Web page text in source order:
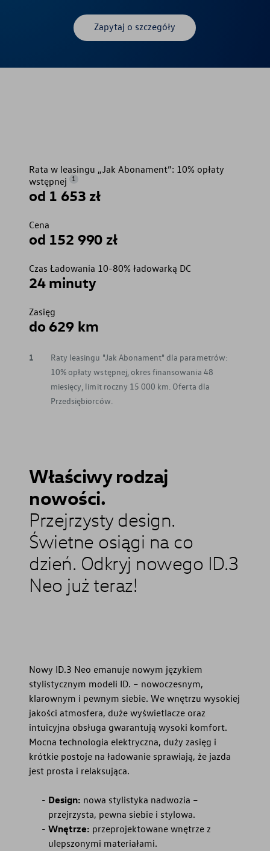
Zapytaj o szczegóły
Rata w leasingu „Jak Abonament”: 10% opłaty
wstępnej
1
od 1 653 zł
Cena
od 152 990 zł
Czas Ładowania 10-80% ładowarką DC
24 minuty
Zasięg
do 629 km
1
Raty leasingu "Jak Abonament" dla parametrów:
10% opłaty wstępnej, okres finansowania 48
miesięcy, limit roczny 15 000 km. Oferta dla
Przedsiębiorców.
Właściwy rodzaj
nowości.
Przejrzysty design.
Świetne osiągi na co
dzień. Odkryj nowego ID.3
Neo już teraz!
Nowy ID.3 Neo emanuje nowym językiem
stylistycznym modeli ID. – nowoczesnym,
klarownym i pewnym siebie. We wnętrzu wysokiej
jakości atmosfera, duże wyświetlacze oraz
intuicyjna obsługa gwarantują wysoki komfort.
Mocna technologia elektryczna, duży zasięg i
krótkie postoje na ładowanie sprawiają, że jazda
jest prosta i relaksująca.
Design: nowa stylistyka nadwozia –
przejrzysta, pewna siebie i stylowa.
Wnętrze: przeprojektowane wnętrze z
ulepszonymi materiałami.